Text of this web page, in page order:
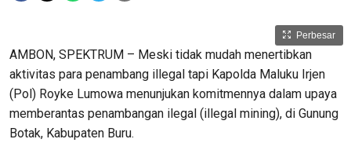
Perbesar
AMBON, SPEKTRUM – Meski tidak mudah menertibkan
aktivitas para penambang illegal tapi Kapolda Maluku Irjen
(Pol) Royke Lumowa menunjukan komitmennya dalam upaya
memberantas penambangan ilegal (illegal mining), di Gunung
Botak, Kabupaten Buru.